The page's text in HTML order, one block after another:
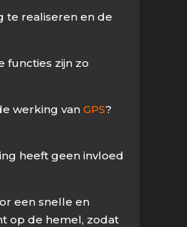
te realiseren en de
functies zijn zo
werking vanGPS?
heeft geen invloed
een snelle en
op de hemel, zodat